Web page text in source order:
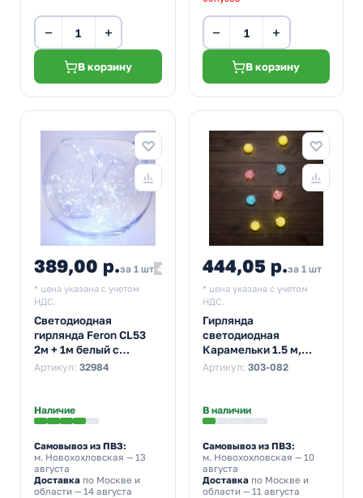
− +
В корзину
− +
В корзину
389,00 р.за 1 шт 427,90
* цена указана с учетом
НДС.
Светодиодная
гирлянда Feron CL53
2м + 1м белый с
питанием от батареек
Артикул: 32984
Наличие
Самовывоз из ПВЗ:
м. Новохохловская — 13
августа
Доставка по Москве и
области — 14 августа
444,05 р.за 1 шт
* цена указана с учетом
НДС.
Гирлянда
светодиодная
Карамельки 1.5 м,
прозрачный ПВХ, 10
Артикул: 303-082
В наличии
Самовывоз из ПВЗ:
м. Новохохловская — 10
августа
Доставкапо Москве и
области — 11 августа